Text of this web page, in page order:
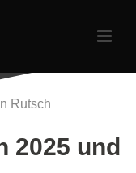
2025 und